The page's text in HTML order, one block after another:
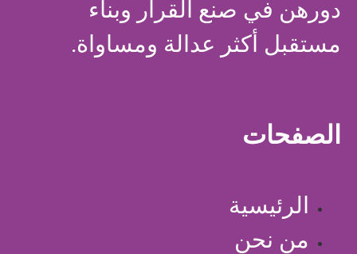
دورهن في صنع القرار وبناء
مستقبل أكثر عدالة ومساواة.
الصفحات
الرئيسية
من نحن